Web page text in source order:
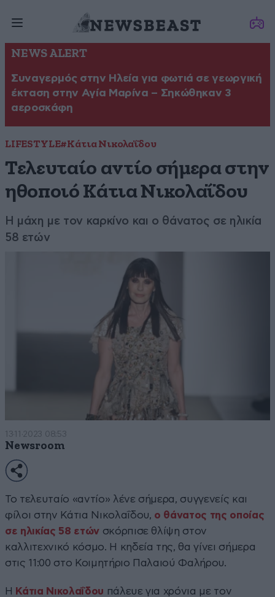
NEWS ALERT
Συναγερμός στην Ηλεία για φωτιά σε γεωργική
έκταση στην Αγία Μαρίνα – Σηκώθηκαν 3
αεροσκάφη
LIFESTYLE#Κάτια Νικολαΐδου
Τελευταίο αντίο σήμερα στην
ηθοποιό Κάτια Νικολαΐδου
Η μάχη με τον καρκίνο και ο θάνατος σε ηλικία
58 ετών
13·11·2023 08:53
Newsroom
Το τελευταίο «αντίο» λένε σήμερα, συγγενείς και
φίλοι στην Κάτια Νικολαΐδου, ο θάνατος της οποίας
σε ηλικίας 58 ετώνσκόρπισε θλίψη στον
καλλιτεχνικό κόσμο. Η κηδεία της, θα γίνει σήμερα
στις 11:00 στο Κοιμητήριο Παλαιού Φαλήρου.
Η Κάτια Νικολαΐδου πάλευε για χρόνια με τον